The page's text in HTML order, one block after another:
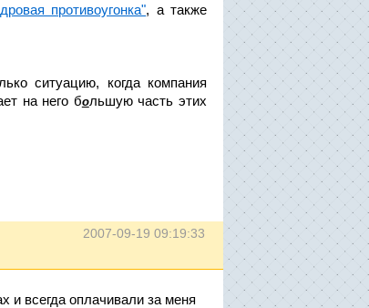
противоугонка", а также
ситуацию, когда компания
на него большую часть этих
2007-09-19 09:19:33
и всегда оплачивали за меня